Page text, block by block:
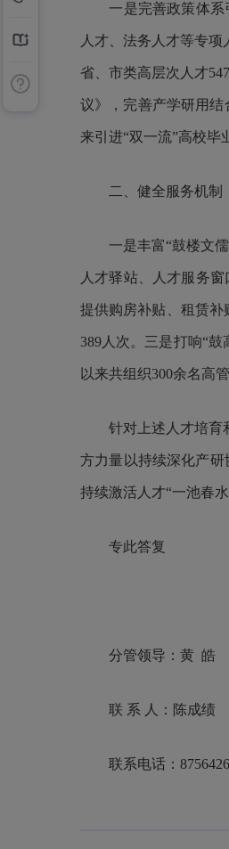
一是完善政策体
人才、法务人才等专
省、市类高层次人才547
议》，完善产学研用结
来引进“双一流”高校毕
二、健全服务机制
一是丰富“鼓楼文
人才驿站、人才服务
提供购房补贴、租赁补
389 人次。三是打响“
以来共组织300余名高
针对上述人才培育
方力量以持续深化产
持续激活人才“一池春
专此答复
分管领导：黄 皓
联 系 人：陈成绩
联系电话：